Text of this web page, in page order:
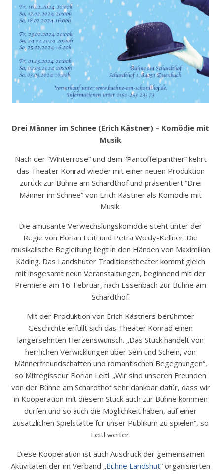
Drei Männer im Schnee (Erich Kästner) – Komödie mit
Musik
Nach der “Winterrose” und dem “Pantoffelpanther” kehrt
das Theater Konrad wieder mit einer neuen Produktion
zurück zur Bühne am Schardthof und präsentiert “Drei
Männer im Schnee” von Erich Kästner als Komödie mit
Musik.
Die amüsante Verwechslungskomödie steht unter der
Regie von Florian Leitl und Petra Woidy-Kellner. Die
musikalische Begleitung liegt in den Händen von Maximilian
Käding. Das Landshuter Traditionstheater kommt gleich
mit insgesamt neun Veranstaltungen, beginnend mit der
Premiere am 16. Februar, nach Essenbach zur Bühne am
Schardthof.
Mit der Produktion von Erich Kästners berühmter
Geschichte erfüllt sich das Theater Konrad einen
langersehnten Herzenswunsch. „Das Stück handelt von
herrlichen Verwicklungen über Sein und Schein, von
Männerfreundschaften und romantischen Begegnungen“,
so Mitregisseur Florian Leitl. „Wir sind unseren Freunden
von der Bühne am Schardthof sehr dankbar dafür, dass wir
in Kooperation mit diesem Stück auch zur Bühne kommen
dürfen und so auch die Möglichkeit haben, auf einer
zusätzlichen Spielstätte für unser Publikum zu spielen“, so
Leitl weiter.
Diese Kooperation ist auch Ausdruck der gemeinsamen
Aktivitäten der im Verband „Bühne Landshut“ organisierten